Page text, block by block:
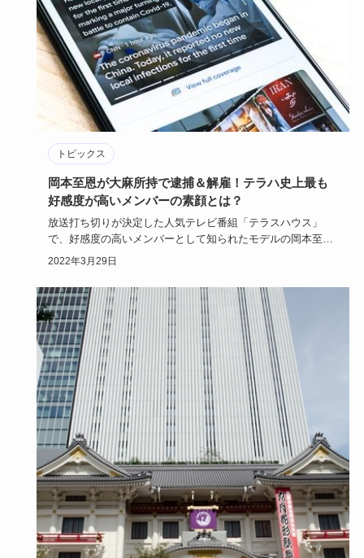
トピックス
岡本至恩が大麻所持で逮捕＆解雇！テラハ史上最も
好感度が高いメンバーの素顔とは？
放送打ち切りが決定した人気テレビ番組「テラスハウス」
で、好感度の高いメンバーとして知られたモデルの岡本至恩
さんが大麻所持に…
2022年3月29日